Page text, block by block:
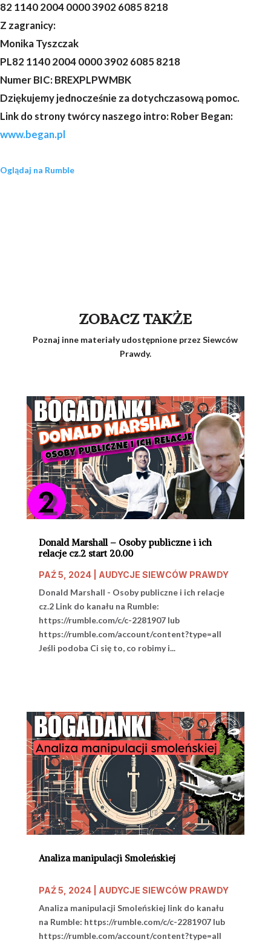
82 1140 2004 0000 3902 6085 8218
Z zagranicy:
Monika Tyszczak
PL82 1140 2004 0000 3902 6085 8218
Numer BIC: BREXPLPWMBK
Dziękujemy jednocześnie za dotychczasową pomoc.
Link do strony twórcy naszego intro: Rober Began:
www.began.pl
Oglądaj na Rumble
ZOBACZ TAKŻE
Poznaj inne materiały udostępnione przez Siewców
Prawdy.
Donald Marshall – Osoby publiczne i ich
relacje cz.2 start 20.00
PAŹ 5, 2024| AUDYCJE SIEWCÓW PRAWDY
Donald Marshall - Osoby publiczne i ich relacje
cz.2 Link do kanału na Rumble:
https://rumble.com/c/c-2281907 lub
https://rumble.com/account/content?type=all
Jeśli podoba Ci się to, co robimy i...
Analiza manipulacji Smoleńskiej
PAŹ 5, 2024| AUDYCJE SIEWCÓW PRAWDY
Analiza manipulacji Smoleńskiej link do kanału
na Rumble: https://rumble.com/c/c-2281907 lub
https://rumble.com/account/content?type=all